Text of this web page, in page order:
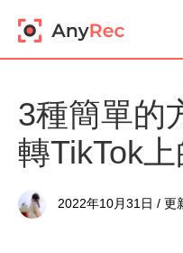
3種簡單的
轉TikTok
2022年10月31日 / 更